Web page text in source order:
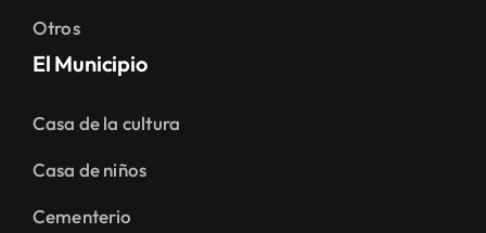
Otros
El Municipio
Casa de la cultura
Casa de niños
Cementerio